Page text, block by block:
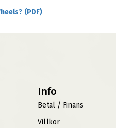
(PDF)
Info
Betal / Finans
Villkor